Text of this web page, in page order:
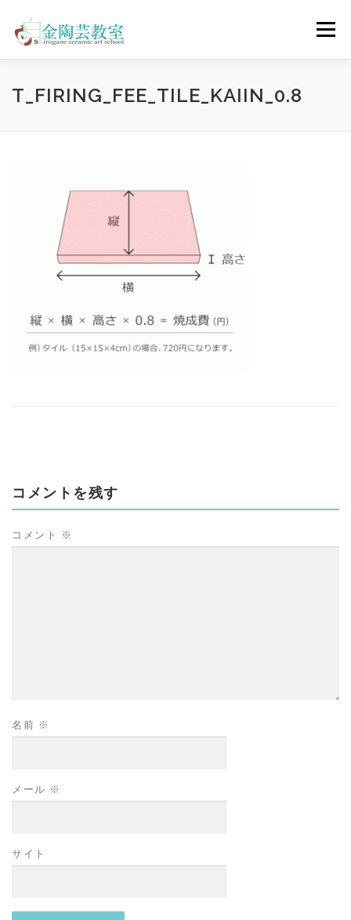
メニュー
陶芸体験コース ウェディングコース 会員コース
ENGLISH
T_FIRING_FEE_TILE_KAIIN_0.8
コメントを残す
コメント ※
名前 ※
メール ※
サイト